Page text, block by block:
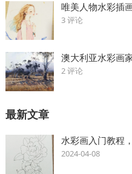
唯美人物水彩插
3 评论
澳大利亚水彩画
2 评论
最新文章
水彩画入门教程
2024-04-08